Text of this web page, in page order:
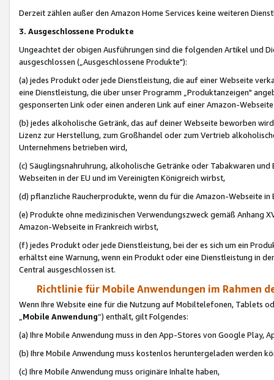
Derzeit zählen außer den Amazon Home Services keine weiteren
3. Ausgeschlossene Produkte
Ungeachtet der obigen Ausführungen sind die folgenden Artikel und
ausgeschlossen („Ausgeschlossene Produkte"):
(a) jedes Produkt oder jede Dienstleistung, die auf einer Webseite
eine Dienstleistung, die über unser Programm „Produktanzeigen"
gesponserten Link oder einen anderen Link auf einer Amazon-
(b) jedes alkoholische Getränk, das auf deiner Webseite beworben
Lizenz zur Herstellung, zum Großhandel oder zum Vertrieb
Unternehmens betrieben wird,
(c) Säuglingsnahruhrung, alkoholische Getränke oder Tabakwaren
Webseiten in der EU und im Vereinigten Königreich wirbst,
(d) pflanzliche Raucherprodukte, wenn du für die Amazon-Webseite in
(e) Produkte ohne medizinischen Verwendungszweck gemäß Anhang
Amazon-Webseite in Frankreich wirbst,
(f) jedes Produkt oder jede Dienstleistung, bei der es sich um ein
erhältst eine Warnung, wenn ein Produkt oder eine Dienstleistung in
Central ausgeschlossen ist.
Richtlinie für Mobile Anwendungen im Rahmen
Wenn Ihre Website eine für die Nutzung auf Mobiltelefonen, Tablets
„Mobile Anwendung“) enthält, gilt Folgendes:
(a) Ihre Mobile Anwendung muss in den App-Stores von Google Play,
(b) Ihre Mobile Anwendung muss kostenlos heruntergeladen werden
(c) Ihre Mobile Anwendung muss originäre Inhalte haben,